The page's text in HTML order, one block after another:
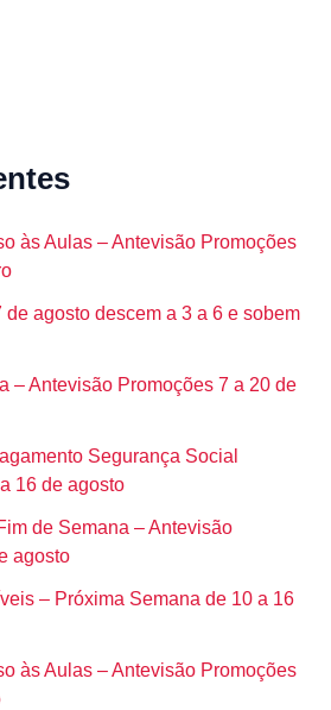
às Aulas – Antevisão Promoções
agosto descem a 3 a 6 e sobem
– Antevisão Promoções 7 a 20 de
Segurança Social
16 de agosto
de Semana – Antevisão
agosto
– Próxima Semana de 10 a 16
às Aulas – Antevisão Promoções